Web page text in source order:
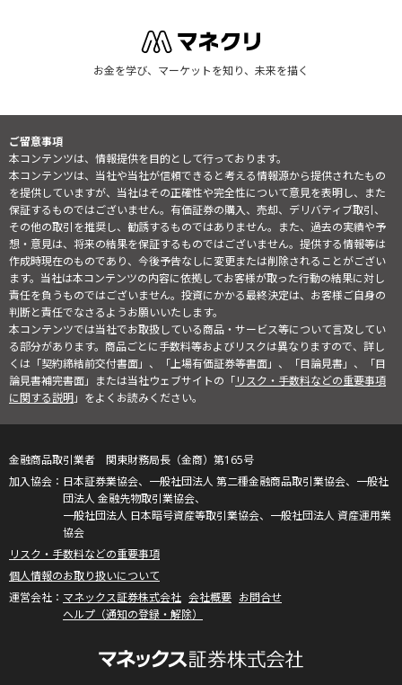
お金を学び、マーケットを知り、未来を描く
ご留意事項
本コンテンツは、情報提供を目的として行っております。
本コンテンツは、当社や当社が信頼できると考える情報源から提供されたもの
を提供していますが、当社はその正確性や完全性について意見を表明し、また
保証するものではございません。有価証券の購入、売却、デリバティブ取引、
その他の取引を推奨し、勧誘するものではありません。また、過去の実績や予
想・意見は、将来の結果を保証するものではございません。提供する情報等は
作成時現在のものであり、今後予告なしに変更または削除されることがござい
ます。当社は本コンテンツの内容に依拠してお客様が取った行動の結果に対し
責任を負うものではございません。投資にかかる最終決定は、お客様ご自身の
判断と責任でなさるようお願いいたします。
本コンテンツでは当社でお取扱している商品・サービス等について言及してい
る部分があります。商品ごとに手数料等およびリスクは異なりますので、詳し
くは「契約締結前交付書面」、「上場有価証券等書面」、「目論見書」、「目
論見書補完書面」または当社ウェブサイトの「リスク・手数料などの重要事項
に関する説明」をよくお読みください。
金融商品取引業者 関東財務局長（金商）第165号
日本証券業協会、一般社団法人 第二種金融商品取引業協会、一般社
団法人 金融先物取引業協会、
一般社団法人 日本暗号資産等取引業協会、一般社団法人 資産運用業
協会
リスク・手数料などの重要事項
個人情報のお取り扱いについて
マネックス証券株式会社 会社概要 お問合せ
ヘルプ（通知の登録・解除）